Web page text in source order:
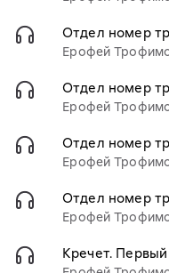
Отдел номер
Ерофей
Отдел номер
Ерофей
Отдел номер
Ерофей
Отдел номер
Ерофей
Кречет. Первый